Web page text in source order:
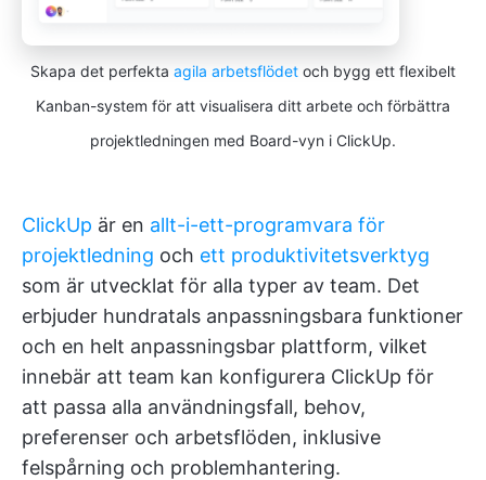
Skapa det perfekta agila arbetsflödet och bygg ett flexibelt
Kanban-system för att visualisera ditt arbete och förbättra
projektledningen med Board-vyn i ClickUp.
ClickUp är en allt-i-ett-programvara för
projektledning och ett produktivitetsverktyg
som är utvecklat för alla typer av team. Det
erbjuder hundratals anpassningsbara funktioner
och en helt anpassningsbar plattform, vilket
innebär att team kan konfigurera ClickUp för
att passa alla användningsfall, behov,
preferenser och arbetsflöden, inklusive
felspårning och problemhantering.